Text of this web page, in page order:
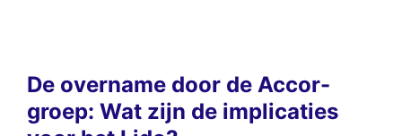
De overname door de Accor-
groep: Wat zijn de implicaties